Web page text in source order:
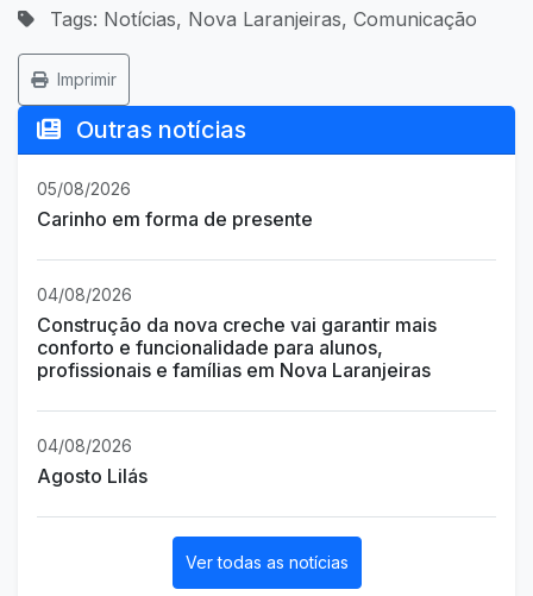
Tags: Notícias, Nova Laranjeiras, Comunicação
Imprimir
Outras notícias
05/08/2026
Carinho em forma de presente
04/08/2026
Construção da nova creche vai garantir mais
conforto e funcionalidade para alunos,
profissionais e famílias em Nova Laranjeiras
04/08/2026
Agosto Lilás
Ver todas as notícias